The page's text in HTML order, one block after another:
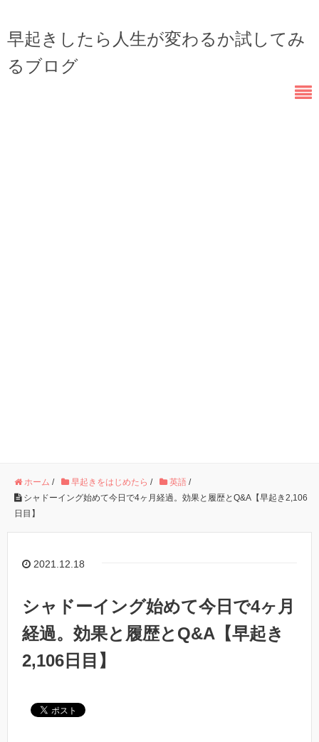
早起きしたら人生が変わるか試してみ
るブログ
ホーム / 早起きをはじめたら / 英語 /
シャドーイング始めて今日で4ヶ月経過。効果と履歴とQ&A【早起き2,106
日目】
2021.12.18
シャドーイング始めて今日で4ヶ月
経過。効果と履歴とQ&A【早起き
2,106日目】